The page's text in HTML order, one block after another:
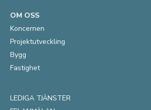
OM OSS
Koncernen
Projektutveckling
Bygg
Fastighet
LEDIGA TJÄNSTER